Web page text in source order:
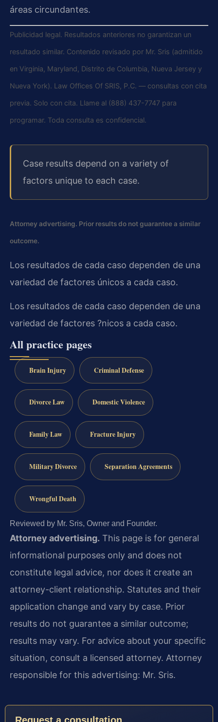
áreas circundantes.
Publicidad legal. Resultados anteriores no garantizan un
resultado similar. Contenido revisado por Mr. Sris (admitido
en Virginia, Maryland, Distrito de Columbia, Nueva Jersey y
Nueva York). Law Offices Of SRIS, P.C. — consultas con cita
previa. Solo con cita. Llame al (888) 437-7747 para
programar. Toda consulta es confidencial.
Case results depend on a variety of
factors unique to each case.
Attorney advertising. Prior results do not guarantee a similar
outcome.
Los resultados de cada caso dependen de una
variedad de factores únicos a cada caso.
Los resultados de cada caso dependen de una
variedad de factores ?nicos a cada caso.
All practice pages
Brain Injury Criminal Defense
Divorce Law Domestic Violence
Family Law Fracture Injury
Military Divorce Separation Agreements
Wrongful Death
Reviewed by Mr. Sris, Owner and Founder.
Attorney advertising. This page is for general
informational purposes only and does not
constitute legal advice, nor does it create an
attorney-client relationship. Statutes and their
application change and vary by case. Prior
results do not guarantee a similar outcome;
results may vary. For advice about your specific
situation, consult a licensed attorney. Attorney
responsible for this advertising: Mr. Sris.